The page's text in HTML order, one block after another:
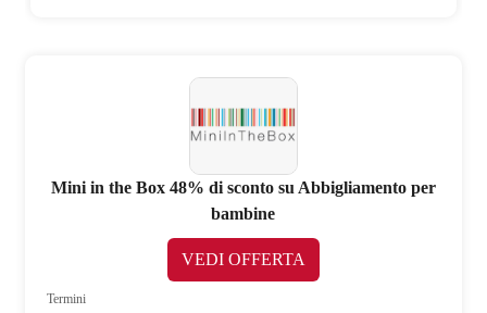
Mini in the Box 48% di sconto su Abbigliamento per
bambine
VEDI OFFERTA
Termini